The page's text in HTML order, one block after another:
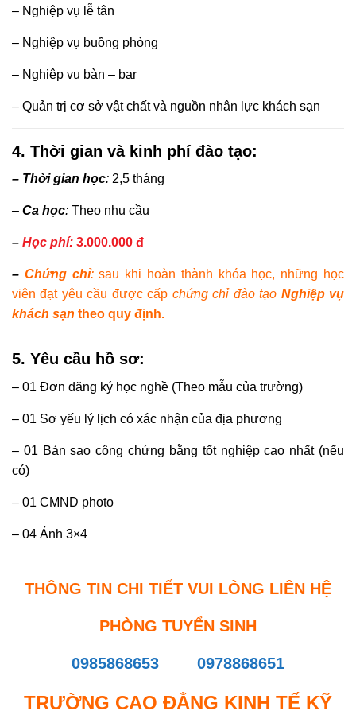
– Nghiệp vụ lễ tân
– Nghiệp vụ buồng phòng
– Nghiệp vụ bàn – bar
– Quản trị cơ sở vật chất và nguồn nhân lực khách sạn
4. Thời gian và kinh phí đào tạo:
– Thời gian học: 2,5 tháng
– Ca học: Theo nhu cầu
– Học phí: 3.000.000 đ
– Chứng chỉ:sau khi hoàn thành khóa học, những học
viên đạt yêu cầu được cấp chứng chỉ đào tạo Nghiệp vụ
khách sạn theo quy định.
5. Yêu cầu hồ sơ:
– 01 Đơn đăng ký học nghề (Theo mẫu của trường)
– 01 Sơ yếu lý lịch có xác nhận của địa phương
– 01 Bản sao công chứng bằng tốt nghiệp cao nhất (nếu
có)
– 01 CMND photo
– 04 Ảnh 3×4
THÔNG TIN CHI TIẾT VUI LÒNG LIÊN HỆ
PHÒNG TUYỂN SINH
0985868653 0978868651
TRƯỜNG CAO ĐẲNG KINH TẾ KỸ